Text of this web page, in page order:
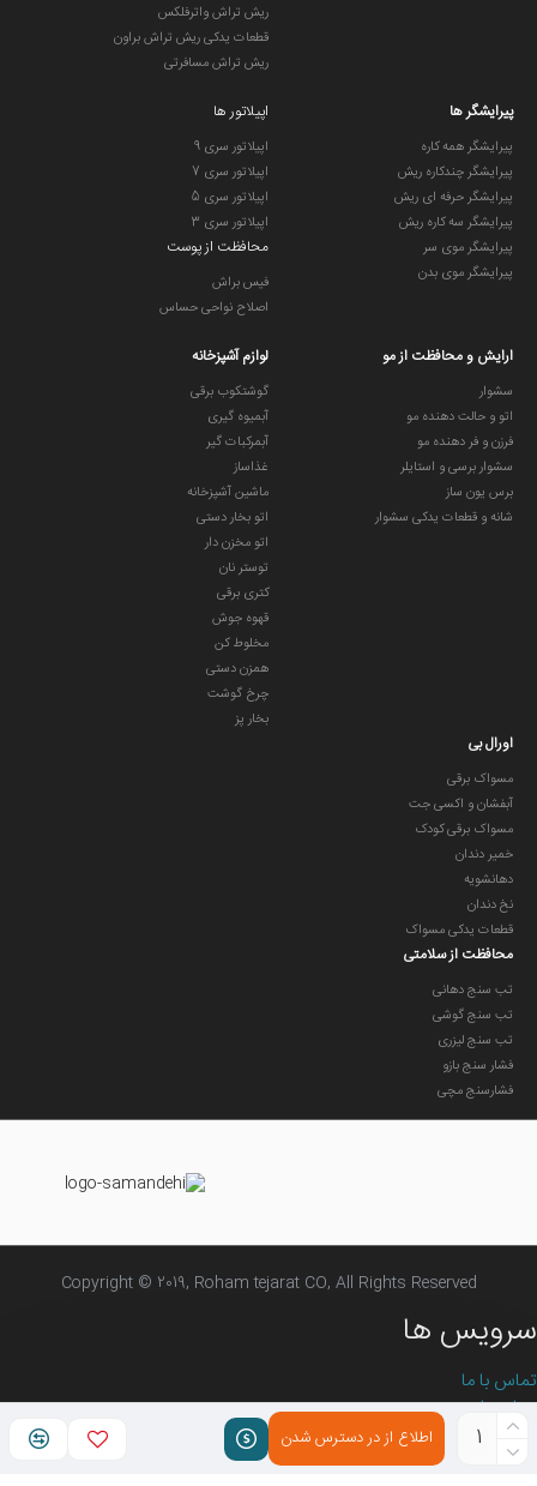
اطلاع از در دسترس شدن
ریش تراش واترفلکس
قطعات یدکی ریش تراش براون
ریش تراش مسافرتی
پیرایشگر ها
پیرایشگر همه کاره
پیرایشگر چندکاره ریش
پیرایشگر حرفه ای ریش
پیرایشگر سه کاره ریش
پیرایشگر موی سر
پیرایشگر موی بدن
اپیلاتور ها
اپیلاتور سری 9
اپیلاتور سری 7
اپیلاتور سری 5
اپیلاتور سری 3
محافظت از پوست
فیس براش
اصلاح نواحی حساس
ارایش و محافظت از مو
سشوار
اتو و حالت دهنده مو
فرزن و فر دهنده مو
سشوار برسی و استایلر
برس یون ساز
شانه و قطعات یدکی سشوار
لوازم آشپزخانه
گوشتکوب برقی
آبمیوه گیری
آبمرکبات گیر
غذاساز
ماشین آشپزخانه
اتو بخار دستی
اتو مخزن دار
توستر نان
کتری برقی
قهوه جوش
مخلوط کن
همزن دستی
چرخ گوشت
بخار پز
اورال بی
مسواک برقی
آبفشان و اکسی جت
مسواک برقی کودک
خمیر دندان
دهانشویه
نخ دندان
قطعات یدکی مسواک
محافظت از سلامتی
تب سنج دهانی
تب سنج گوشی
تب سنج لیزری
فشار سنج بازو
فشارسنج مچی
Copyright © 2019, Roham tejarat CO, All Rights Reserved
سرویس ها
تماس با ما
درباره ما
سیاست های حفظ حریم خصوصی
شرایط و قوانین